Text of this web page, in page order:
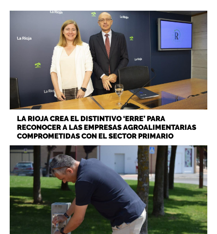
LA RIOJA CREA EL DISTINTIVO ‘ERRE’ PARA
RECONOCER A LAS EMPRESAS AGROALIMENTARIAS
COMPROMETIDAS CON EL SECTOR PRIMARIO